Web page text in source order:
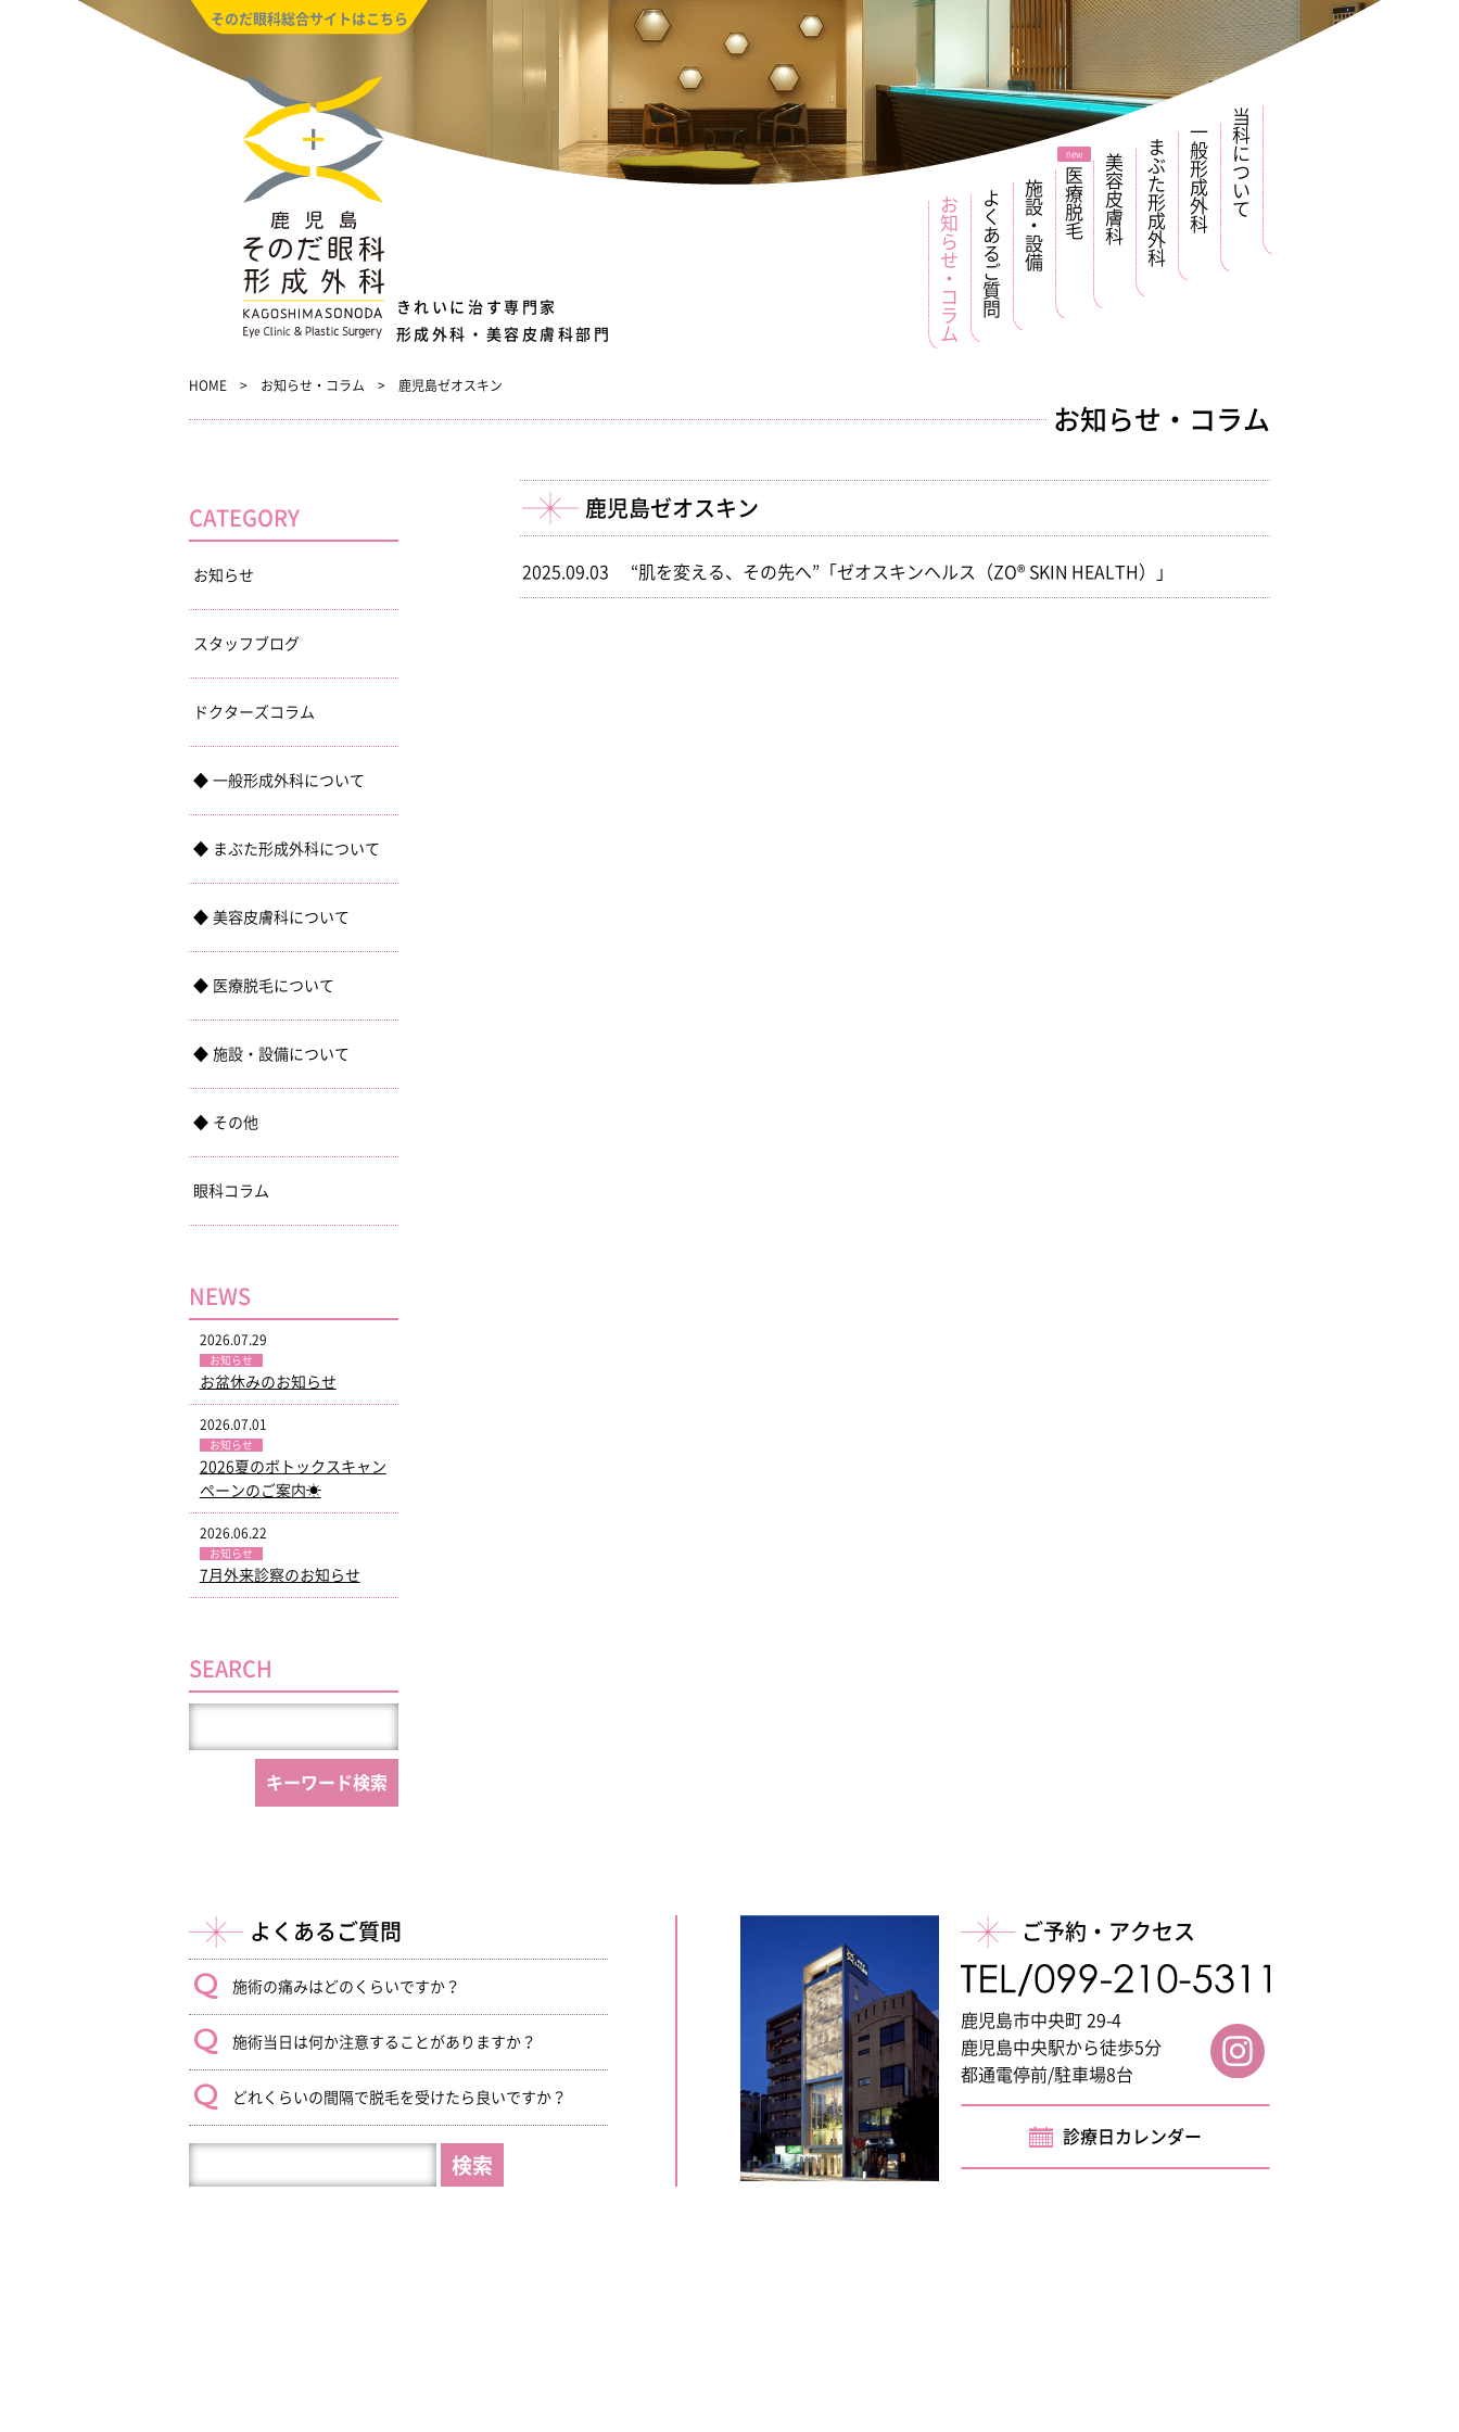
きれいに治す専門家
形成外科・ 美容皮膚科部門
そのだ眼科総合サイトはこちら
当科について
一般形成外科
まぶた形成外科
美容皮膚科
医療脱毛
施設・設備
よくあるご質問
お知らせ・コラム
お知らせ・コラム
HOME お知らせ・コラム 鹿児島ゼオスキン
鹿児島ゼオスキン
2025.09.03 “肌を変える、その先へ”「ゼオスキンヘルス（ZO®︎ SKIN HEALTH）」
CATEGORY
お知らせ
スタッフブログ
ドクターズコラム
一般形成外科について
まぶた形成外科について
美容皮膚科について
医療脱毛について
施設・設備について
その他
眼科コラム
NEWS
2026.07.29
お知らせ
お盆休みのお知らせ
2026.07.01
お知らせ
2026夏のボトックスキャン
ペーンのご案内☀
2026.06.22
お知らせ
7月外来診察のお知らせ
SEARCH
よくあるご質問
施術の痛みはどのくらいですか？
施術当日は何か注意することがありますか？
どれくらいの間隔で脱毛を受けたら良いですか？
HP
を
ご予約・アクセス
鹿児島市中央町 29-4
鹿児島中央駅から徒歩5分
都通電停前/駐車場8台
診療日カレンダー